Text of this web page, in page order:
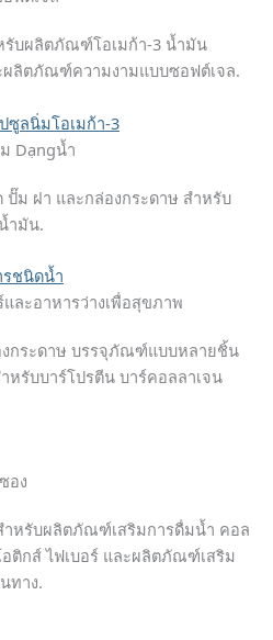
รับผลิตภัณฑ์โอเมก้า-3 น้ำมัน
ลิตภัณฑ์ความงามแบบซอฟต์เจล.
ซูลนิ่มโอเมก้า-3
Dạngน้ำ
ม ฝา และกล่องกระดาษ สำหรับ
ำมัน.
ชนิดน้ำ
ะอาหารว่างเพื่อสุขภาพ
กระดาษ บรรจุภัณฑ์แบบหลายชิ้น
รับบาร์โปรตีน บาร์คอลลาเจน
อง
หรับผลิตภัณฑ์เสริมการดื่มน้ำ คอล
อติกส์ ไฟเบอร์ และผลิตภัณฑ์เสริม
ทาง.